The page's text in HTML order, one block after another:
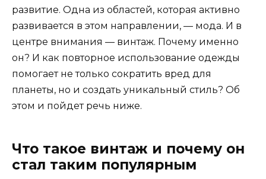
развитие. Одна из областей, которая активно
развивается в этом направлении, — мода. И в
центре внимания — винтаж. Почему именно
он? И как повторное использование одежды
помогает не только сократить вред для
планеты, но и создать уникальный стиль? Об
этом и пойдет речь ниже.
Что такое винтаж и почему он
стал таким популярным